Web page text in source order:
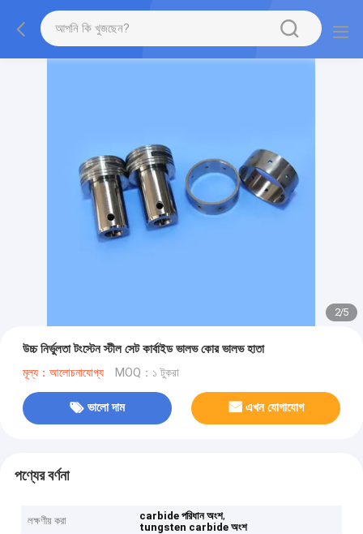
2/5
উচ্চ নির্ভুলতা টংস্টেন স্টীল সেট কার্বাইড ভালভ কোর ভালভ হাতা
মূল্য：আলোচনাযোগ্য MOQ：১ টুকরা
ভালো দাম এখন যোগাযোগ
পণ্যের বর্ণনা
লক্ষণীয় করা carbide পরিধান অংশ,
tungsten carbide অংশ